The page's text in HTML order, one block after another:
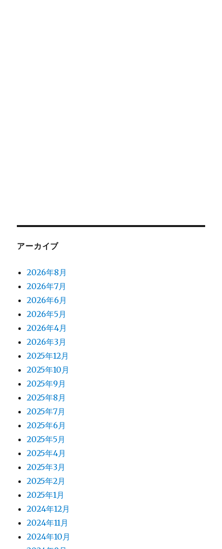
アーカイブ
2026年8月
2026年7月
2026年6月
2026年5月
2026年4月
2026年3月
2025年12月
2025年10月
2025年9月
2025年8月
2025年7月
2025年6月
2025年5月
2025年4月
2025年3月
2025年2月
2025年1月
2024年12月
2024年11月
2024年10月